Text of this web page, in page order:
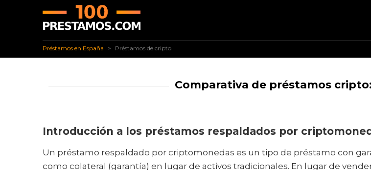
✅ Préstamos en España
Préstamos en España Préstamos de cripto
Préstamos de cripto
Comparativa de préstamos
Introducción a los préstamos respaldados por
Un préstamo respaldado por criptomonedas es un tipo de préstamo con
como colateral (garantía) en lugar de activos tradicionales. En lugar de